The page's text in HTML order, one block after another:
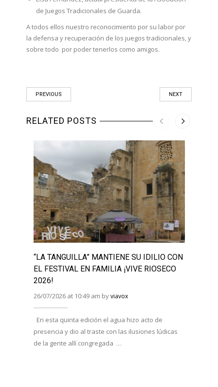
de Juegos Tradicionales de Guarda.
A todos ellos nuestro reconocimiento por su labor por
la defensa y recuperación de los juegos tradicionales, y
sobre todo por poder tenerlos como amigos.
PREVIOUS NEXT
RELATED POSTS
“LA TANGUILLA” MANTIENE SU IDILIO CON
EL FESTIVAL EN FAMILIA ¡VIVE RIOSECO
2026!
26/07/2026 at 10:49 am byviavox
En esta quinta edición el agua hizo acto de
presencia y dio al traste con las ilusiones lúdicas
de la gente allí congregada …